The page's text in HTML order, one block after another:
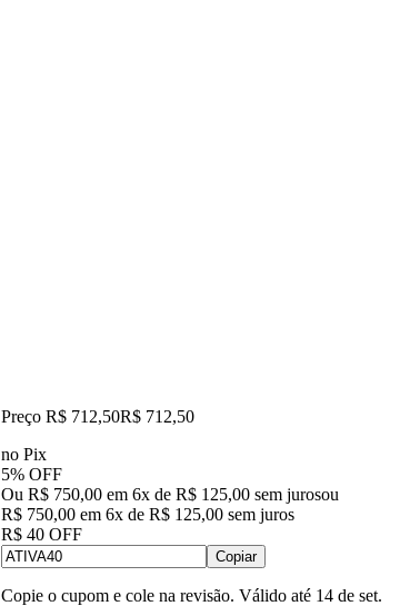
Preço R$ 712,50R$ 712,50
no Pix
5% OFF
Ou R$ 750,00 em 6x de R$ 125,00 sem jurosou
R$ 750,00 em 6x de R$ 125,00 sem juros
R$ 40 OFF
Copiar
Copie o cupom e cole na revisão. Válido até 14 de set.